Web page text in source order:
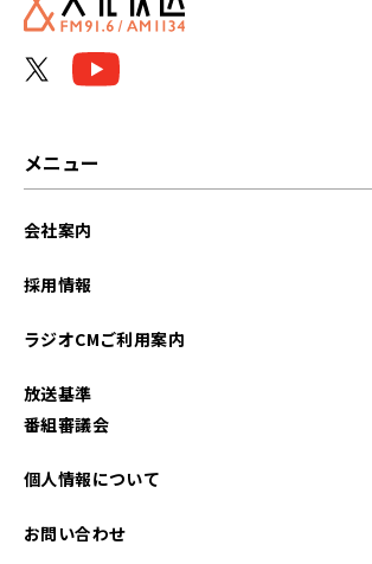
2025年07月
メニュー
会社案内
採用情報
ラジオCMご利用案内
放送基準
番組審議会
個人情報について
お問い合わせ